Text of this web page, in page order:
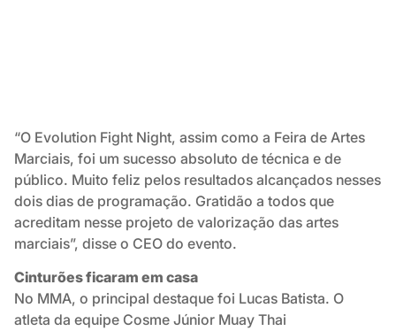
“O Evolution Fight Night, assim como a Feira de Artes
Marciais, foi um sucesso absoluto de técnica e de
público. Muito feliz pelos resultados alcançados nesses
dois dias de programação. Gratidão a todos que
acreditam nesse projeto de valorização das artes
marciais”, disse o CEO do evento.
Cinturões ficaram em casa
No MMA, o principal destaque foi Lucas Batista. O
atleta da equipe Cosme Júnior Muay Thai